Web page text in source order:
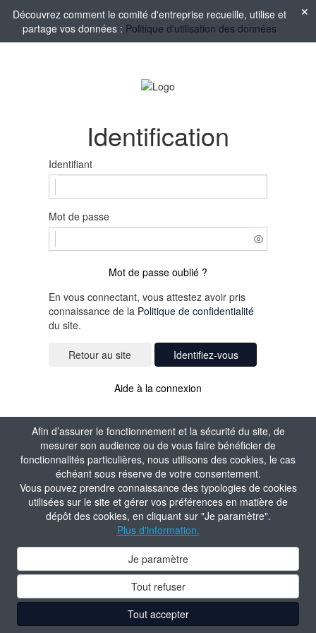
Afin d’assurer le fonctionnement et la sécurité du site, de
mesurer son audience ou de vous faire bénéficier de
fonctionnalités particulières, nous utilisons des cookies, le cas
échéant sous réserve de votre consentement.
Vous pouvez prendre connaissance des typologies de cookies
utilisées sur le site et gérer vos préférences en matière de
dépôt des cookies, en cliquant sur "Je paramètre".
Plus d'information.
Je paramètre
Tout refuser
Tout accepter
Découvrez comment le comité d'entreprise recueille, utilise et
partage vos données : Politique d'utilisation des données
Identification
Identifiant
Mot de passe
Mot de passe oublié ?
En vous connectant, vous attestez avoir pris
connaissance de la Politique de confidentialité
du site.
Identifiez-vous
Aide à la connexion